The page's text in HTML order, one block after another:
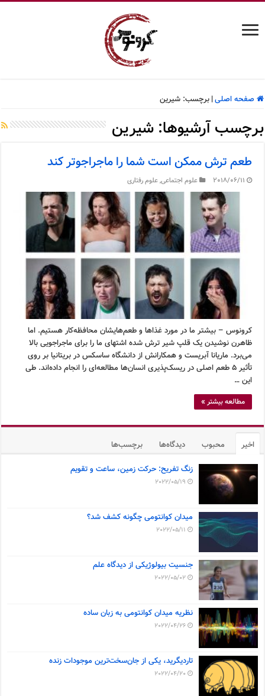
صفحه اصلی| برچسب:شیرین
برچسب آرشیوها:شیرین
طعم ترش ممکن است شما را ماجراجوتر کند
2018/06/11 علوم اجتماعی,علوم رفتاری
کرونوس – بیشتر ما در مورد غذاها و طعم‌هایشان محافظه‌کار هستیم. اما
ظاهرن نوشیدن یک قلپ شیر ترش شده اشتهای ما را برای ماجراجویی بالا
می‌برد. ماریانا آبریست و همکارانش از دانشگاه ساسکس در بریتانیا بر روی
تأثیر ۵ طعم اصلی در ریسک‌پذیری انسان‌ها مطالعه‌ای را انجام داده‌اند. طی
این …
مطالعه بیشتر »
اخیر محبوب دیدگاه‌ها برچسب‌ها
زنگ تفریح: حرکت زمین، ساعت و تقویم
2022/05/19
میدان کوانتومی چگونه کشف شد؟
2022/05/11
جنسیت بیولوژیکی از دیدگاه علم
2022/05/02
نظریه میدان کوانتومی به زبان ساده
2022/04/26
تاردیگرید، یکی از جان‌سخت‌ترین موجودات زنده
2022/04/20